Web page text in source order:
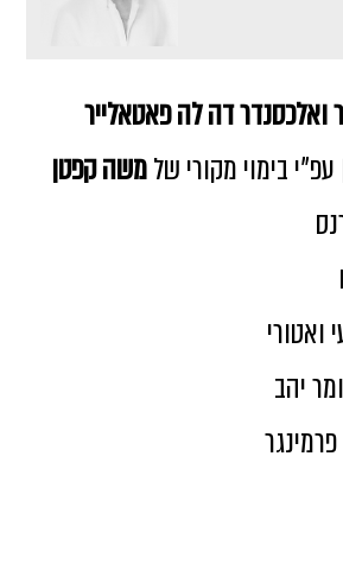
ואלכסנדר דה לה פאטאלייר
עפ"י בימוי מקורי שלמשה קפטן
יהב